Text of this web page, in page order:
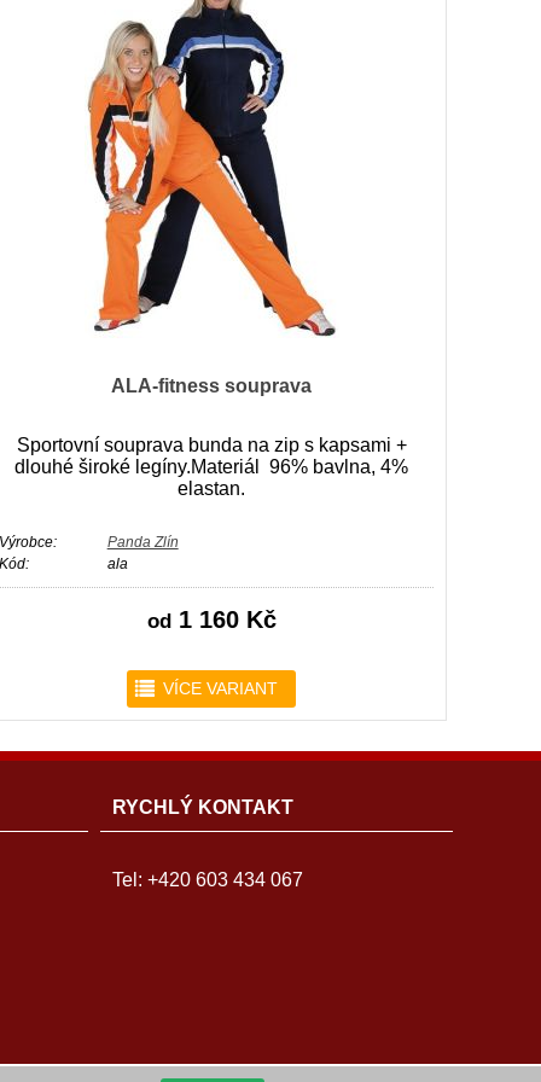
ALA-fitness souprava
Sportovní souprava bunda na zip s kapsami +
dlouhé široké legíny.Materiál 96% bavlna, 4%
elastan.
Panda Zlín
ala
od1 160 Kč
r VÍCE VARIANT
RYCHLÝ KONTAKT
Tel: +420 603 434 067